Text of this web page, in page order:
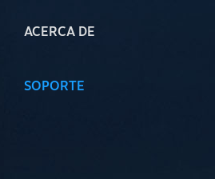
ACERCA DE
SOPORTE